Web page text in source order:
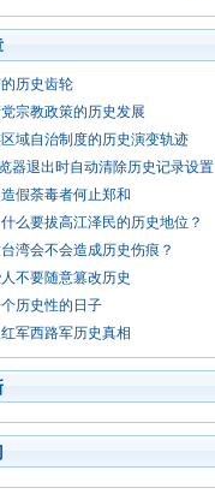
历史齿轮
宗教政策的历史发展
域自治制度的历史演变轨迹
器退出时自动清除历史记录设置
假荼毒者何止郑和
么要拔高江泽民的历史地位？
湾会不会造成历史伤痕？
不要随意篡改历史
历史性的日子
军西路军历史真相